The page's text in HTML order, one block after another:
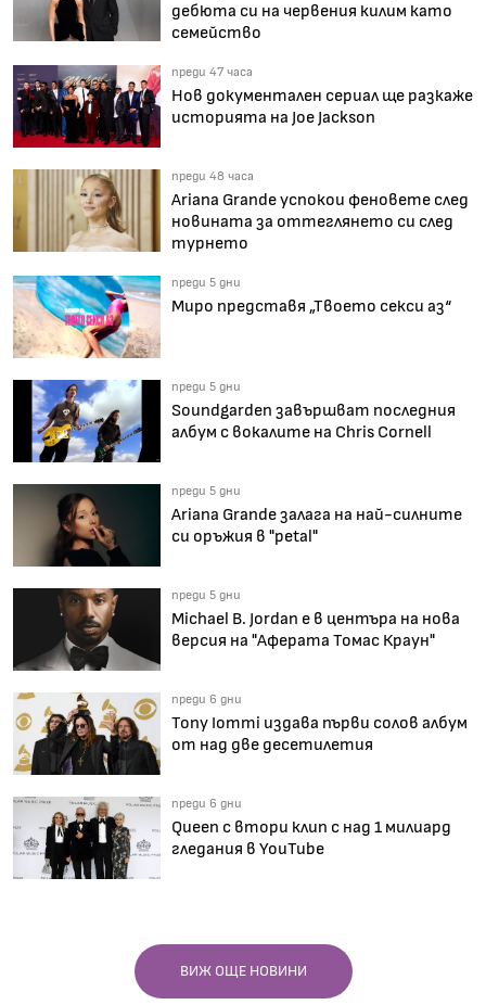
дебюта си на червения килим като
семейство
преди 47 часа
Нов документален сериал ще разкаже
историята на Joe Jackson
преди 48 часа
Ariana Grande успокои феновете след
новината за оттеглянето си след
турнето
преди 5 дни
Миро представя „Твоето секси аз“
преди 5 дни
Soundgarden завършват последния
албум с вокалите на Chris Cornell
преди 5 дни
Ariana Grande залага на най-силните
си оръжия в "petal"
преди 5 дни
Michael B. Jordan е в центъра на нова
версия на "Аферата Томас Краун"
преди 6 дни
Tony Iommi издава първи солов албум
от над две десетилетия
преди 6 дни
Queen с втори клип с над 1 милиард
гледания в YouTube
ВИЖ ОЩЕ НОВИНИ